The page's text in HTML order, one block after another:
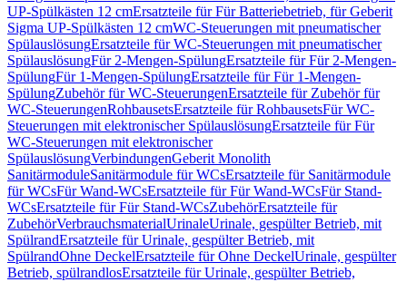
UP-Spülkästen 12 cmErsatzteile für Für Batteriebetrieb, für Geberit
Sigma UP-Spülkästen 12 cmWC-Steuerungen mit pneumatischer
SpülauslösungErsatzteile für WC-Steuerungen mit pneumatischer
SpülauslösungFür 2-Mengen-SpülungErsatzteile für Für 2-Mengen-
SpülungFür 1-Mengen-SpülungErsatzteile für Für 1-Mengen-
SpülungZubehör für WC-SteuerungenErsatzteile für Zubehör für
WC-SteuerungenRohbausetsErsatzteile für RohbausetsFür WC-
Steuerungen mit elektronischer SpülauslösungErsatzteile für Für
WC-Steuerungen mit elektronischer
SpülauslösungVerbindungenGeberit Monolith
SanitärmoduleSanitärmodule für WCsErsatzteile für Sanitärmodule
für WCsFür Wand-WCsErsatzteile für Für Wand-WCsFür Stand-
WCsErsatzteile für Für Stand-WCsZubehörErsatzteile für
ZubehörVerbrauchsmaterialUrinaleUrinale, gespülter Betrieb, mit
SpülrandErsatzteile für Urinale, gespülter Betrieb, mit
SpülrandOhne DeckelErsatzteile für Ohne DeckelUrinale, gespülter
Betrieb, spülrandlosErsatzteile für Urinale, gespülter Betrieb,